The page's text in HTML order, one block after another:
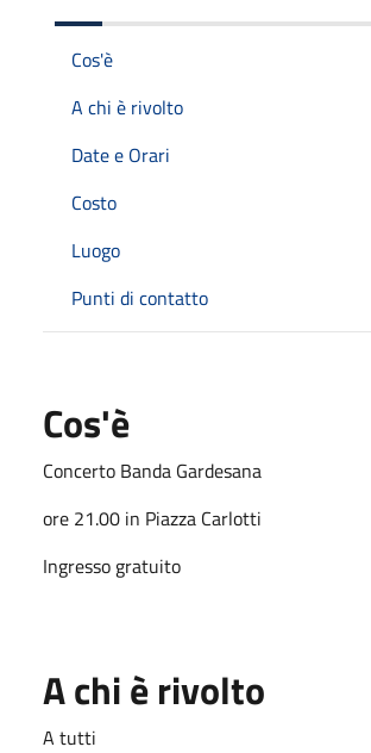
Cos'è
A chi è rivolto
Date e Orari
Costo
Luogo
Punti di contatto
Cos'è
Concerto Banda Gardesana
ore 21.00 in Piazza Carlotti
Ingresso gratuito
A chi è rivolto
A tutti